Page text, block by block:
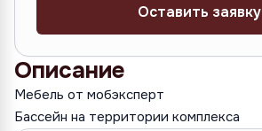
Оставить заявку
Описание
Мебель от мобэксперт
Бассейн на территории комплекса